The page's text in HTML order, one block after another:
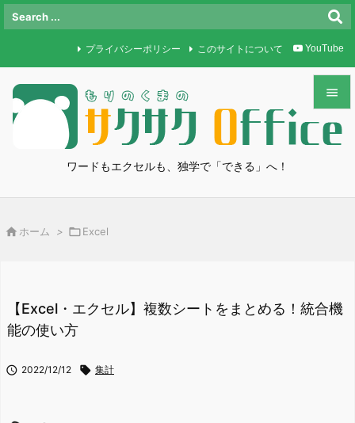
ワードもエクセルも、独学で「できる」へ！


メニュ
検索
プライバシーポリシー このサイトについて YouTube
 ホーム > Excel
【Excel・エクセル】複数シートをまとめる！統合機
能の使い方
 2022/12/12  集計